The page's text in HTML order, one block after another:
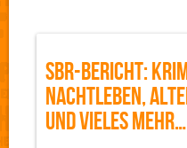
SBR-BERICHT:
NACHTLEBEN,
UND VIELES MEHR…